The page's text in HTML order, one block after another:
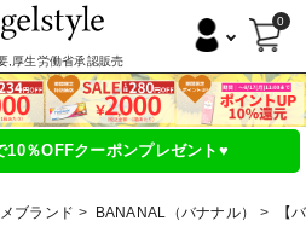
,厚生労働省承認販売
0
10％OFFクーポンプレゼント♥
ブランド BANANAL（バナナル） 【